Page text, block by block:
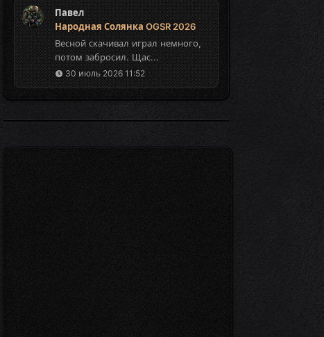
Павел
Народная Солянка OGSR 2026
Весной скачивал играл немного,
потом забросил. Щас...
30 июль 2026 11:52